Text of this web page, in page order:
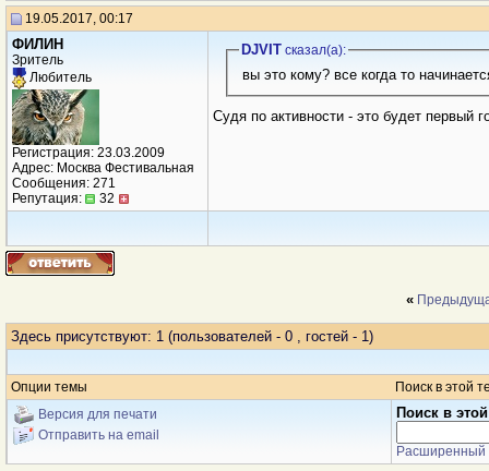
19.05.2017, 00:17
ФИЛИН
Зритель
Любитель
Регистрация: 23.03.2009
Адрес: Москва Фестивальная
Сообщения: 271
Репутация:
32
DJVITсказал(a):
вы это кому? все когда то
Судя по активности - это будет первый
«
Здесь присутствуют: 1 (пользователей - 0 , гостей - 1)
Опции темы
Поиск в этой
Версия для печати
Отправить на email
Поиск в
Расширенный